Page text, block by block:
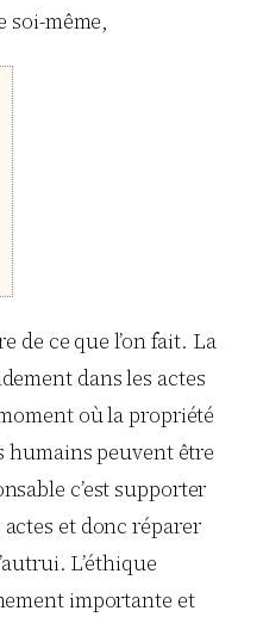
soi-même,
de ce que l’on fait. La
dans les actes
où la propriété
humains peuvent être
c’est supporter
et donc réparer
L’éthique
importante et